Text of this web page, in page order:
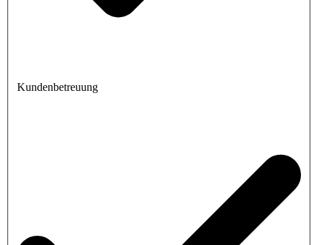
Kundenbetreuung